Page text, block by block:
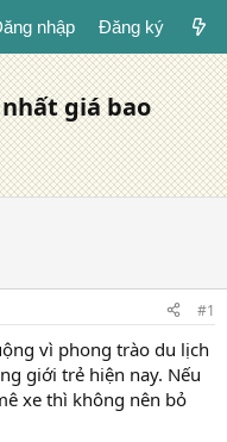
nhập Đăng ký
giá bao
#1
vì phong trào du lịch
giới trẻ hiện nay. Nếu
xe thì không nên bỏ